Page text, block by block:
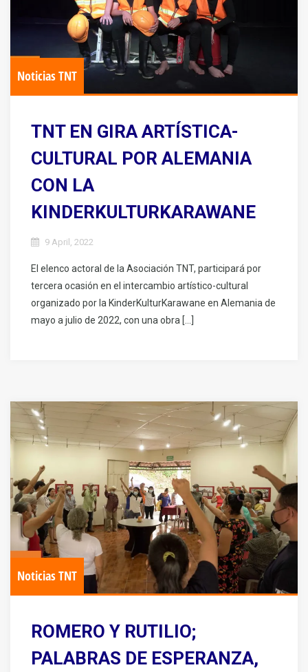
Noticias TNT
TNT EN GIRA ARTÍSTICA-
CULTURAL POR ALEMANIA
CON LA
KINDERKULTURKARAWANE
9 April, 2022
El elenco actoral de la Asociación TNT, participará por
tercera ocasión en el intercambio artístico-cultural
organizado por la KinderKulturKarawane en Alemania de
mayo a julio de 2022, con una obra […]
Noticias TNT
ROMERO Y RUTILIO;
PALABRAS DE ESPERANZA,